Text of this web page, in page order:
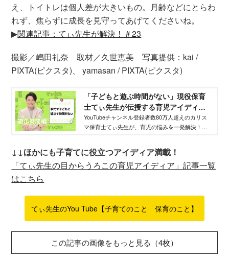
え、トイトレは個人差が大きいもの。月齢などにとらわ
れず、焦らずに成長を見守ってあげてくださいね。
▶︎関連記事：てぃ先生が解決！＃23
撮影／嶋田礼奈 取材／久世恵美 写真提供：kai /
PIXTA(ピクスタ)、 yamasan / PIXTA(ピクスタ)
「子どもと遊ぶ時間がない」現役保育
士てぃ先生が伝授する育児アイディア -
WEB げんき｜講談社
YouTubeチャンネル登録者数80万人超えのカリス
マ保育士てぃ先生が、育児の悩みを一発解決！
リです！
↓↓ほかにも子育てに役立つアイディア満載！
「てぃ先生の目からうろこの育児アイディア」記事一覧
はこちら
てぃ先生のYou Tube【子育てのこと 保育のこと】
この記事の画像をもっと見る（4枚）